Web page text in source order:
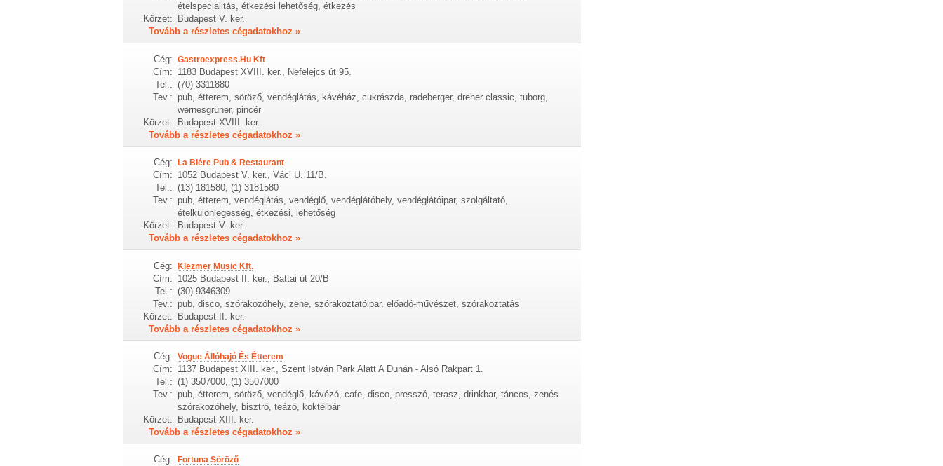
ételspecialitás, étkezési lehetőség, étkezés
Körzet:
Budapest V. ker.
Tovább a részletes cégadatokhoz »
Cég: Gastroexpress.Hu Kft
Cím: 1183 Budapest XVIII. ker., Nefelejcs út 95.
Tel.: (70) 3311880
Tev.: pub, étterem, söröző, vendéglátás, kávéház, cukrászda, radeberger, dreher classic, tuborg,
wernesgrüner, pincér
Körzet: Budapest XVIII. ker.
Tovább a részletes cégadatokhoz »
Cég: La Biére Pub & Restaurant
Cím: 1052 Budapest V. ker., Váci U. 11/B.
Tel.: (13) 181580, (1) 3181580
Tev.: pub, étterem, vendéglátás, vendéglő, vendéglátóhely, vendéglátóipar, szolgáltató,
ételkülönlegesség, étkezési, lehetőség
Körzet:
Budapest V. ker.
Tovább a részletes cégadatokhoz »
Cég: Klezmer Music Kft.
Cím: 1025 Budapest II. ker., Battai út 20/B
Tel.: (30) 9346309
Tev.: pub, disco, szórakozóhely, zene, szórakoztatóipar, előadó-művészet, szórakoztatás
Körzet: Budapest II. ker.
Tovább a részletes cégadatokhoz »
Cég: Vogue Állóhajó És Étterem
Cím: 1137 Budapest XIII. ker., Szent István Park Alatt A Dunán - Alsó Rakpart 1.
Tel.: (1) 3507000, (1) 3507000
Tev.: pub, étterem, söröző, vendéglő, kávézó, cafe, disco, presszó, terasz, drinkbar, táncos, zenés
szórakozóhely, bisztró, teázó, koktélbár
Körzet:
Budapest XIII. ker.
Tovább a részletes cégadatokhoz »
Cég: Fortuna Söröző